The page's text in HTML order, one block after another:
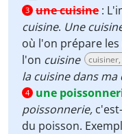
3 une cuisine :
cuisine. Une
où l'on prépare les
l'on cuisine
la cuisine dans ma
4 une
poissonnerie,
du poisson.